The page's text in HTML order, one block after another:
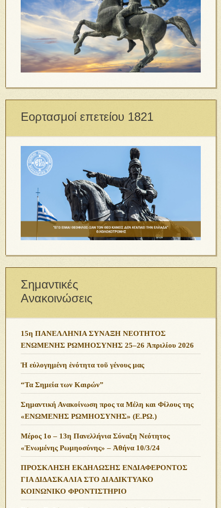
Εορτασμοί επετείου 1821
Σημαντικές
Ανακοινώσεις
15η ΠΑΝΕΛΛΗΝΙΑ ΣΥΝΑΞΗ ΝΕΟΤΗΤΟΣ
ΕΝΩΜΕΝΗΣ ΡΩΜΗΟΣΥΝΗΣ 25–26 Ἀπριλίου 2026
Ἡ εὐλογημένη ἑνότητα τοῦ γένους μας
“Τα Σημεία των Καιρών”
Σημαντική Ανακοίνωση προς τα Μέλη και Φίλους της
«ΕΝΩΜΕΝΗΣ ΡΩΜΗΟΣΥΝΗΣ» (Ε.ΡΩ.)
Μέρος 1ο – 13η Πανελλήνια Σύναξη Νεότητος
«Ἑνωμένης Ρωμηοσύνης» – Ἀθήνα 10/3/24
ΠΡΟΣΚΛΗΣΗ ΕΚΔΗΛΩΣΗΣ ΕΝΔΙΑΦΕΡΟΝΤΟΣ
ΓΙΑ ΔΙΔΑΣΚΑΛΙΑ ΣΤΟ ΔΙΑΔΙΚΤΥΑΚΟ
ΚΟΙΝΩΝΙΚΟ ΦΡΟΝΤΙΣΤΗΡΙΟ